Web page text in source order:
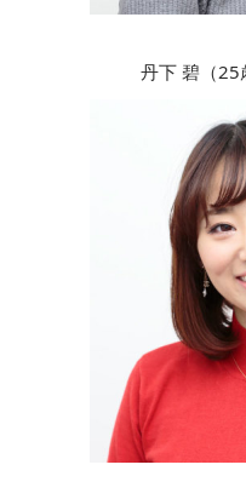
丹下 碧（25